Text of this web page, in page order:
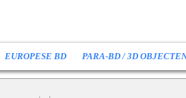
EUROPESE BD PARA-BD / 3D